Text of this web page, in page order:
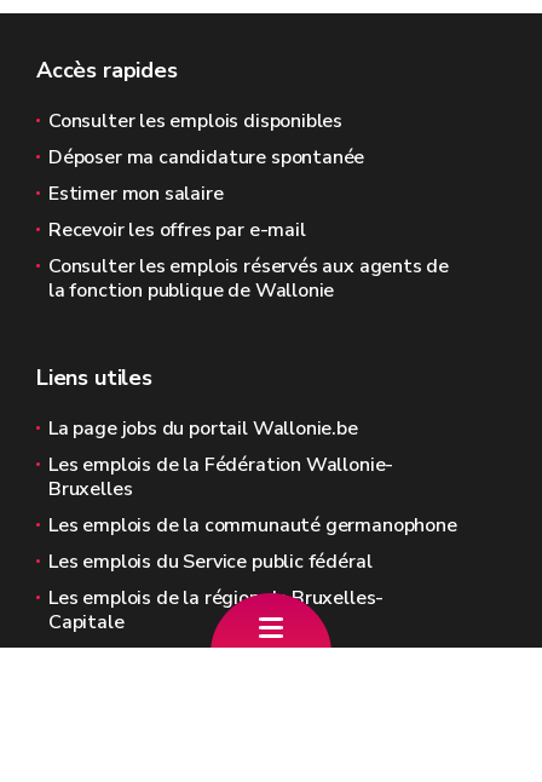
Accès rapides
Consulter les emplois disponibles
Déposer ma candidature spontanée
Estimer mon salaire
Recevoir les offres par e-mail
Consulter les emplois réservés aux agents de
la fonction publique de Wallonie
Liens utiles
La page jobs du portail Wallonie.be
Les emplois de la Fédération Wallonie-
Bruxelles
Les emplois de la communauté germanophone
Les emplois du Service public fédéral
Les emplois de la région de Bruxelles-
Capitale